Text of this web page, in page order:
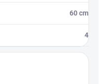
60 cm
4